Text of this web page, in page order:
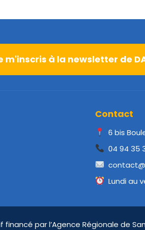
m'inscris à la newsletter de
Contact
6 bis
04 94 35
Lundi au
financé par l’Agence Régionale de